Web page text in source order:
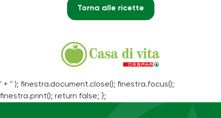
Torna alle ricette
' + '' ); finestra.document.close(); finestra.focus();
finestra.print(); return false; };